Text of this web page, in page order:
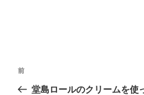
投
前
の
前
堂島ロールのクリームを使